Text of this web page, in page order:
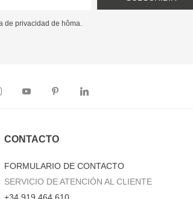
de privacidad de hôma.
CONTACTO
FORMULARIO DE CONTACTO
SERVICIO DE ATENCIÓN AL CLIENTE